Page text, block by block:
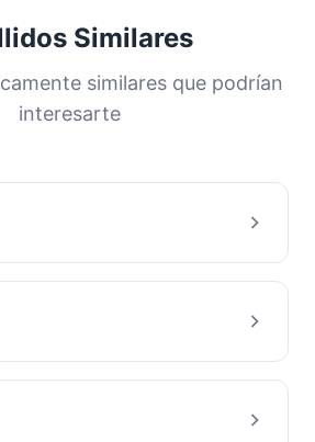
Similares
similares que podrían
interesarte